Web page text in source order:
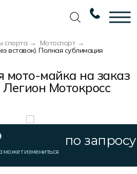
спорта
Мотоспорт
вставок). Полная сублимация
мото-майка на заказ
Мотокросс
может измениться
по запросу